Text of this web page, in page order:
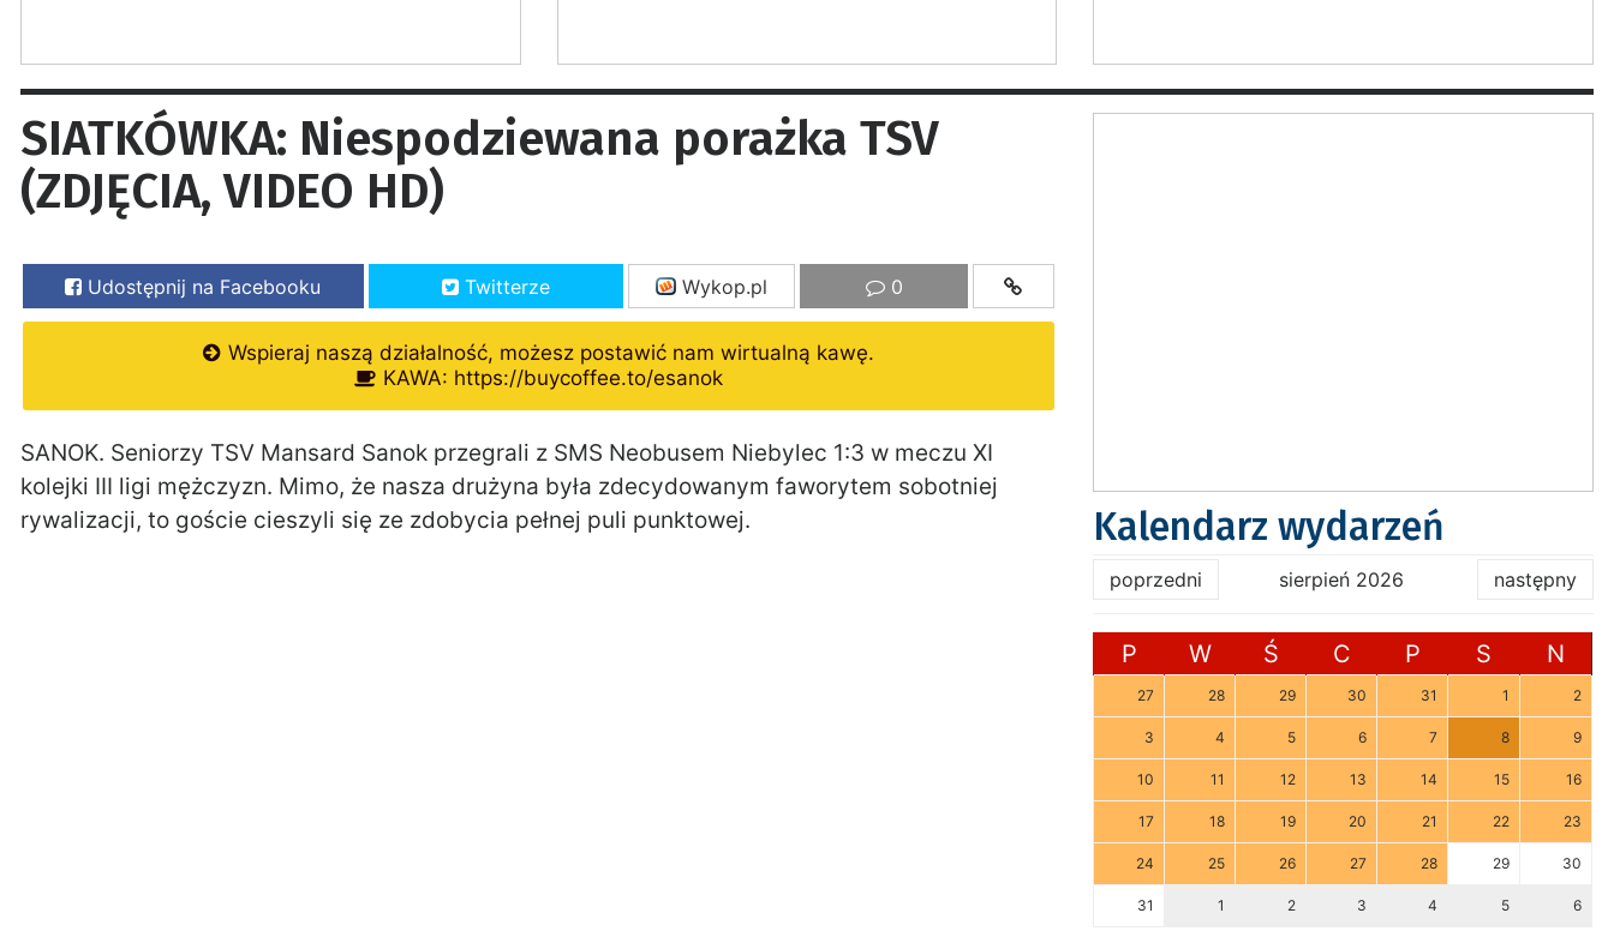
SIATKÓWKA: Niespodziewana porażka TSV
(ZDJĘCIA, VIDEO HD)
Udostępnij na Facebooku Twitterze Wykop.pl 0
Wspieraj naszą działalność, możesz postawić nam wirtualną kawę.
KAWA: https://buycoffee.to/esanok
SANOK. Seniorzy TSV Mansard Sanok przegrali z SMS Neobusem Niebylec 1:3 w meczu XI
kolejki III ligi mężczyzn. Mimo, że nasza drużyna była zdecydowanym faworytem sobotniej
rywalizacji, to goście cieszyli się ze zdobycia pełnej puli punktowej.
Kalendarz wydarzeń
poprzedni sierpień 2026 następny
P W Ś C P S N
27 28 29 30 31 1 2
3 4 5 6 7 8 9
10 11 12 13 14 15 16
17 18 19 20 21 22 23
24 25 26 27 28 29 30
31 1 2 3 4 5 6